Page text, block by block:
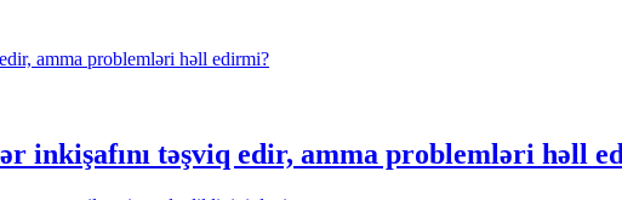
inkişafını təşviq edir, amma problemləri həll